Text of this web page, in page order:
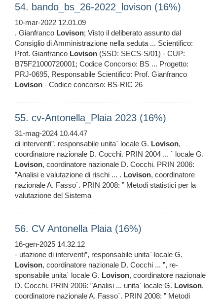
54. bando_bs_26-2022_lovison (16%)
10-mar-2022 12.01.09
. Gianfranco Lovison; Visto il deliberato assunto dal
Consiglio di Amministrazione nella seduta ... Scientifico:
Prof. Gianfranco Lovison (SSD: SECS-S/01) - CUP:
B75F21000720001; Codice Concorso: BS ... Progetto:
PRJ-0695, Responsabile Scientifico: Prof. Gianfranco
Lovison - Codice concorso: BS-RIC 26
55. cv-Antonella_Plaia 2023 (16%)
31-mag-2024 10.44.47
di interventi”, responsabile unita` locale G. Lovison,
coordinatore nazionale D. Cocchi. PRIN 2004 ... ` locale G.
Lovison, coordinatore nazionale D. Cocchi. PRIN 2006:
”Analisi e valutazione di rischi ... . Lovison, coordinatore
nazionale A. Fasso`. PRIN 2008: ” Metodi statistici per la
valutazione del Sistema
56. CV Antonella Plaia (16%)
16-gen-2025 14.32.12
- utazione di interventi”, responsabile unita` locale G.
Lovison, coordinatore nazionale D. Cocchi ... ”, re-
sponsabile unita` locale G. Lovison, coordinatore nazionale
D. Cocchi. PRIN 2006: ”Analisi ... unita` locale G. Lovison,
coordinatore nazionale A. Fasso`. PRIN 2008: ” Metodi